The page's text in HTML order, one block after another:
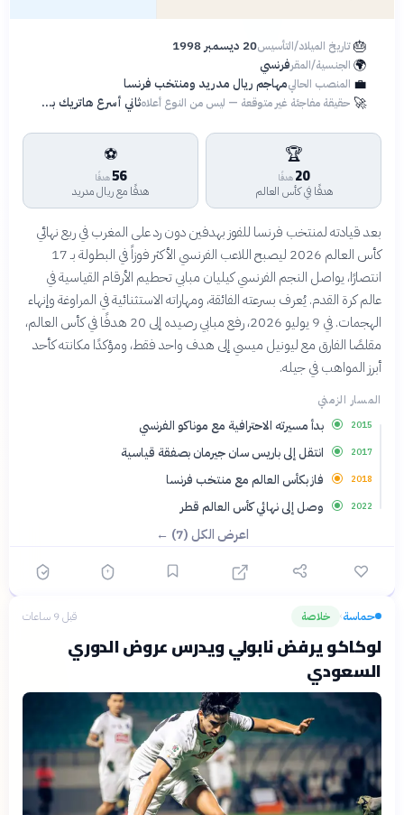
🎂تاريخ الميلاد/التأسيس20 ديسمبر 1998
🌍 الجنسية/المقرفرنسي
💼 المنصب الحاليمهاجم ريال مدريد ومنتخب فرنسا
🚀 حقيقة مفاجئة غير متوقعة — ليس من النوع أعلاه ثاني أسرع هاتريك بدوري الأبطال بـ 6 دقائق
🏆
20 هدفًا
هدفًا في كأس العالم
⚽
56هدفًا
هدفًا مع ريال مدريد
بعد قيادته لمنتخب فرنسا للفوز بهدفين دون رد على المغرب في ربع نهائي
كأس العالم 2026 ليصبح اللاعب الفرنسي الأكثر فوزاً في البطولة بـ 17
انتصارًا، يواصل النجم الفرنسي كيليان مبابي تحطيم الأرقام القياسية في
عالم كرة القدم. يُعرف بسرعته الفائقة، ومهاراته الاستثنائية في المراوغة وإنهاء
الهجمات. في 9 يوليو 2026، رفع مبابي رصيده إلى 20 هدفًا في كأس العالم،
مقلصًا الفارق مع ليونيل ميسي إلى هدف واحد فقط، ومؤكدًا مكانته كأحد
أبرز المواهب في جيله.
المسار الزمني
2015 بدأ مسيرته الاحترافية مع موناكو الفرنسي
2017 انتقل إلى باريس سان جيرمان بصفقة قياسية
2018 فاز بكأس العالم مع منتخب فرنسا
2022 وصل إلى نهائي كأس العالم قطر
اعرض الكل (7) ←
حماسة› خلاصة قبل 9 ساعات
لوكاكو يرفض نابولي ويدرس عروض الدوري
السعودي